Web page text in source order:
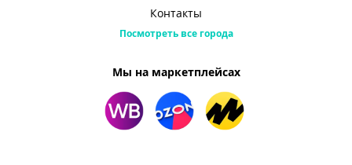
Контакты
Посмотреть все города
Мы на маркетплейсах